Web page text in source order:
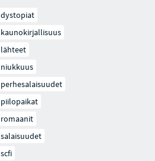
dystopiat
kaunokirjallisuus
lähteet
niukkuus
perhesalaisuudet
piilopaikat
romaanit
salaisuudet
scfi